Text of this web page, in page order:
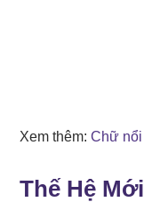
Xem thêm: Chữ nổi
Thế Hệ